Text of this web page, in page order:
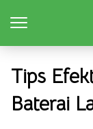
Tips
Baterai